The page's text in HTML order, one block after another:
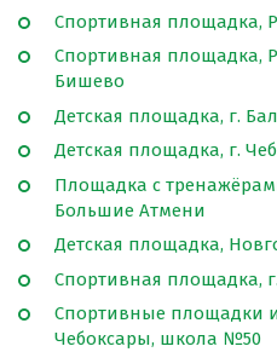
Спортивная площадка,
Спортивная площадка,
Бишево
Детская площадка, г.
Детская площадка, г.
Площадка с
Большие Атмени
Детская площадка,
Спортивная площадка,
Спортивные площадки
Чебоксары, школа №50